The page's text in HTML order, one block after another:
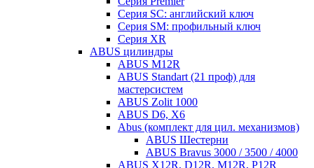
Серия SC: английский ключ
Серия SM: профильный ключ
Серия XR
ABUS цилиндры
ABUS M12R
ABUS Standart (21 проф) для
мастерсистем
ABUS Zolit 1000
ABUS D6, X6
Abus (комплект для цил. механизмов)
ABUS Шестерни
ABUS Bravus 3000 / 3500 / 4000
ABUS X12R, D12R, M12R, P12R